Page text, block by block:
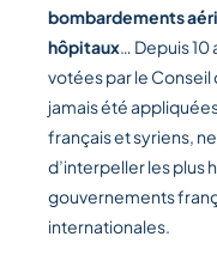
bombardements
hôpitaux… Depuis
votées par le Conseil
jamais été
français et syriens,
d’interpeller les plus
gouvernements
internationales.